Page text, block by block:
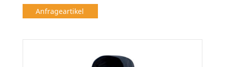
Anfrageartikel